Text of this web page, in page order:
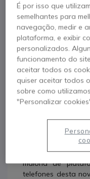
Grandstream
criados para
oferecendo
Estes
áudio melhorado
maioria de
telefones desta
É por isso que
semelhantes para
navegação, medir e
plataforma, e exibir
personalizados.
funcionamento do
aceitar todos os
quiser aceitar todos
sobre como
"Personalizar